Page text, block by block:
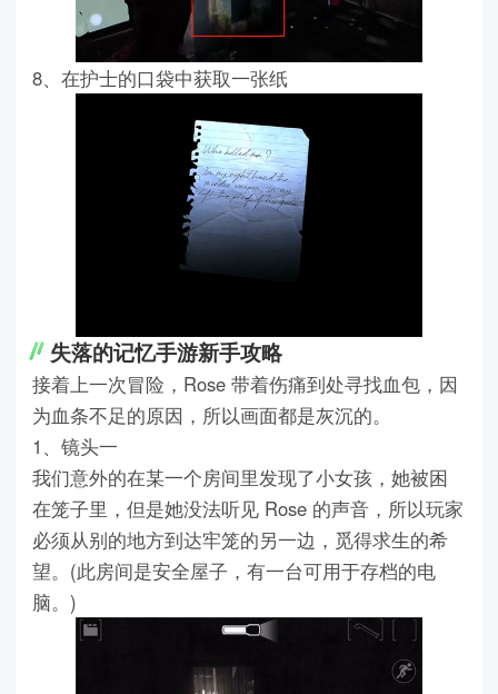
8、在护士的口袋中获取一张纸
失落的记忆手游新手攻略
接着上一次冒险，Rose 带着伤痛到处寻找血包，因
为血条不足的原因，所以画面都是灰沉的。
1、镜头一
我们意外的在某一个房间里发现了小女孩，她被困
在笼子里，但是她没法听见 Rose 的声音，所以玩家
必须从别的地方到达牢笼的另一边，觅得求生的希
望。(此房间是安全屋子，有一台可用于存档的电
脑。)